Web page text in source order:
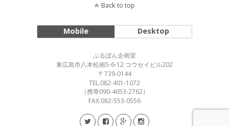
Back to top
Mobile Desktop
ぶるぼん企画室
東広島市八本松南5-6-12 コウセイビル202
〒739-0144
TEL.082-401-1072
（携帯090-4653-2762）
FAX.082-553-0556